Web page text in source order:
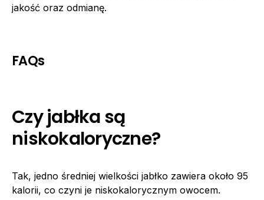
jakość oraz odmianę.
FAQs
Czy jabłka są
niskokaloryczne?
Tak, jedno średniej wielkości jabłko zawiera około 95
kalorii, co czyni je niskokalorycznym owocem.